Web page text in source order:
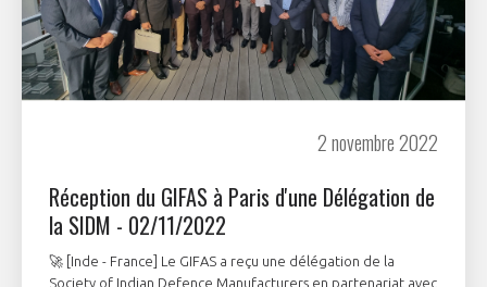
2 novembre 2022
Réception du GIFAS à Paris d'une Délégation de
la SIDM - 02/11/2022
🚀 [Inde - France] Le GIFAS a reçu une délégation de la
Society of Indian Defence Manufacturers en partenariat avec